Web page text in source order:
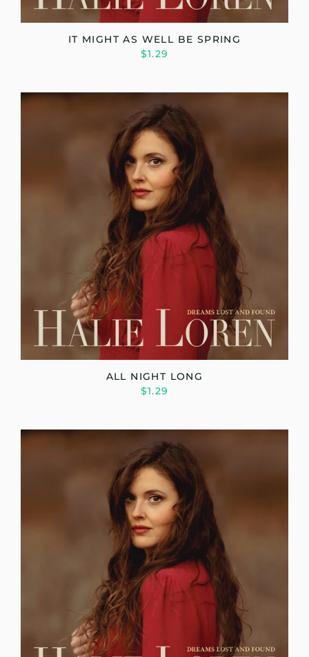
IT MIGHT AS WELL BE SPRING
$1.29
ALL NIGHT LONG
$1.29